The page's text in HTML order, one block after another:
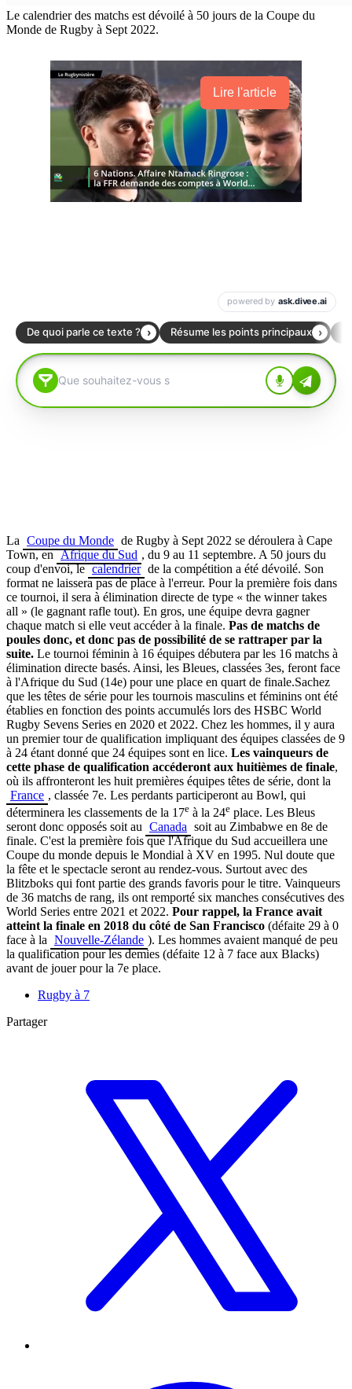
Le calendrier des matchs est dévoilé à 50 jours de la Coupe du
Monde de Rugby à Sept 2022.
Lire l'article
La Coupe du Monde de Rugby à Sept 2022 se déroulera à Cape
Town, en Afrique du Sud , du 9 au 11 septembre. A 50 jours du
coup d'envoi, le calendrier de la compétition a été dévoilé. Son
format ne laissera pas de place à l'erreur. Pour la première fois dans
ce tournoi, il sera à élimination directe de type « the winner takes
all » (le gagnant rafle tout). En gros, une équipe devra gagner
chaque match si elle veut accéder à la finale. Pas de matchs de
poules donc, et donc pas de possibilité de se rattraper par la
suite. Le tournoi féminin à 16 équipes débutera par les 16 matchs à
élimination directe basés. Ainsi, les Bleues, classées 3es, feront face
à l'Afrique du Sud (14e) pour une place en quart de finale.Sachez
que les têtes de série pour les tournois masculins et féminins ont été
établies en fonction des points accumulés lors des HSBC World
Rugby Sevens Series en 2020 et 2022. Chez les hommes, il y aura
un premier tour de qualification impliquant des équipes classées de 9
à 24 étant donné que 24 équipes sont en lice. Les vainqueurs de
cette phase de qualification accéderont aux huitièmes de finale,
où ils affronteront les huit premières équipes têtes de série, dont la
France , classée 7e. Les perdants participeront au Bowl, qui
déterminera les classements de la 17e à la 24e place. Les Bleus
seront donc opposés soit au Canada soit au Zimbabwe en 8e de
finale. C'est la première fois que l'Afrique du Sud accueillera une
Coupe du monde depuis le Mondial à XV en 1995. Nul doute que
la fête et le spectacle seront au rendez-vous. Surtout avec des
Blitzboks qui font partie des grands favoris pour le titre. Vainqueurs
de 36 matchs de rang, ils ont remporté six manches consécutives des
World Series entre 2021 et 2022. Pour rappel, la France avait
atteint la finale en 2018 du côté de San Francisco (défaite 29 à 0
face à la Nouvelle-Zélande ). Les hommes avaient manqué de peu
la qualification pour les demies (défaite 12 à 7 face aux Blacks)
avant de jouer pour la 7e place.
Rugby à 7
Partager